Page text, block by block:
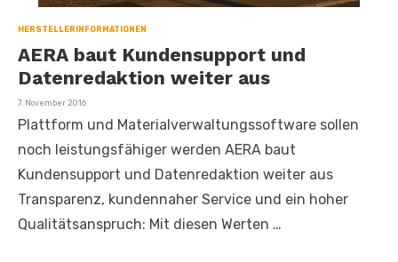
HERSTELLERINFORMATIONEN
AERA baut Kundensupport und
Datenredaktion weiter aus
Veröffentlicht
7. November 2016
Plattform und Materialverwaltungssoftware sollen
noch leistungsfähiger werden AERA baut
Kundensupport und Datenredaktion weiter aus
Transparenz, kundennaher Service und ein hoher
Qualitätsanspruch: Mit diesen Werten …